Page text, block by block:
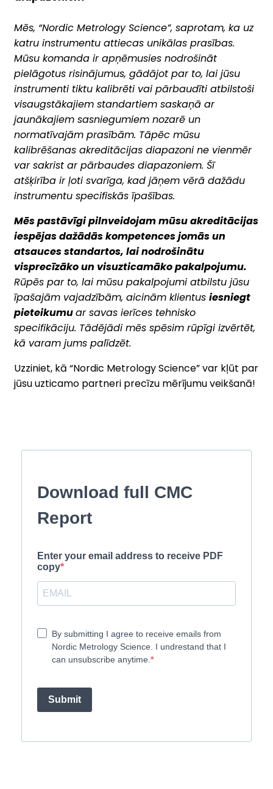
Mēs, “Nordic Metrology Science”, saprotam, ka uz
katru instrumentu attiecas unikālas prasības.
Mūsu komanda ir apņēmusies nodrošināt
pielāgotus risinājumus, gādājot par to, lai jūsu
instrumenti tiktu kalibrēti vai pārbaudīti atbilstoši
visaugstākajiem standartiem saskaņā ar
jaunākajiem sasniegumiem nozarē un
normatīvajām prasībām. Tāpēc mūsu
kalibrēšanas akreditācijas diapazoni ne vienmēr
var sakrist ar pārbaudes diapazoniem. Šī
atšķirība ir ļoti svarīga, kad jāņem vērā dažādu
instrumentu specifiskās īpašības.
Mēs pastāvīgi pilnveidojam mūsu akreditācijas
iespējas dažādās kompetences jomās un
atsauces standartos, lai nodrošinātu
visprecīzāko un visuzticamāko pakalpojumu.
Rūpēs par to, lai mūsu pakalpojumi atbilstu jūsu
īpašajām vajadzībām, aicinām klientus iesniegt
pieteikumuar savas ierīces tehnisko
specifikāciju. Tādējādi mēs spēsim rūpīgi izvērtēt,
kā varam jums palīdzēt.
Uzziniet, kā “Nordic Metrology Science” var kļūt par
jūsu uzticamo partneri precīzu mērījumu veikšanā!
Download full CMC
Report
Enter your email address to receive PDF
copy
By submitting I agree to receive emails from
Nordic Metrology Science. I undrestand that I
can unsubscribe anytime.
Submit